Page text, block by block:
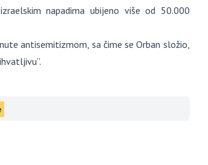
napadima ubijeno više od 50.000
antisemitizmom, sa čime se Orban složio,